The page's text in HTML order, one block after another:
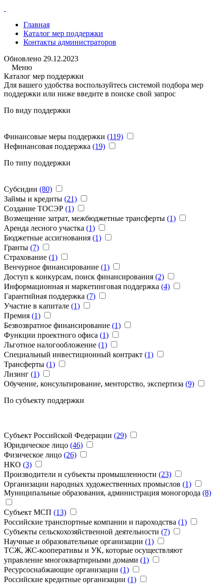
Главная
Каталог мер поддержки
Контакты администраторов
Обновлено 29.12.2023
Меню
Каталог мер поддержки
Для вашего удобства воспользуйтесь системой подбора мер
поддержки или ниже введите в поиске свой запрос
По виду поддержки
Финансовые меры поддержки (119)
Нефинансовая поддержка (19)
По типу поддержки
Субсидии (80)
Займы и кредиты (21)
Создание ТОСЭР (1)
Возмещение затрат, межбюджетные трансферты (1)
Аренда лесного участка (1)
Бюджетные ассигнования (1)
Гранты (7)
Страхование (1)
Венчурное финансирование (1)
Доступ к конкурсам, поиск финансирования (2)
Информационная и маркетинговая поддержка (4)
Гарантийная поддержка (7)
Участие в капитале (1)
Премия (1)
Безвозвратное финансирование (1)
Функции проектного офиса (1)
Льготное налогообложение (1)
Специальный инвестиционный контракт (1)
Трансферты (1)
Лизинг (1)
Обучение, консультирование, менторство, экспертиза (9)
По субъекту поддержки
Субъект Российской Федерации (29)
Юридическое лицо (46)
Физическое лицо (26)
НКО (3)
Производители и субъекты промышленности (23)
Организации народных художественных промыслов (1)
Муниципальные образования, администрация моногорода (8)
Субъект МСП (13)
Российские транспортные компании и пароходства (1)
Субъекты сельскохозяйственной деятельности (7)
Научные и образовательные организации (1)
ТCЖ, ЖС-кооперативы и УК, которые осуществляют
управление многоквартирными домами (1)
Ресурсоснабжающие организации (1)
Российские кредитные организации (1)